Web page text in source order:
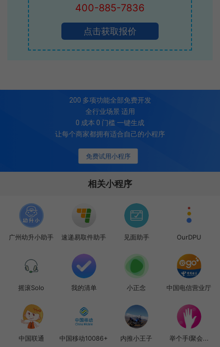
400-885-7836
点击获取报价
免费试用小程序
200 多项功能全部免费开发
全行业场景 适用
0 成本 0 门槛 一键生成
让每个商家都拥有适合自己的小程序
相关小程序
广州幼升小助手 速递易取件助手 见面助手 OurDPU
摇滚Solo 我的清单 小正念 中国电信营业厅
中国联通 中国移动10086+ 内推小王子 举个手I聚会...